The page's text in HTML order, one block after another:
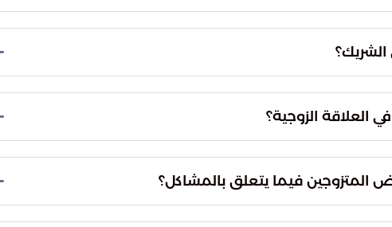
العلاقة الزوجية؟
المتزوجين فيما يتعلق بالمشاكل؟